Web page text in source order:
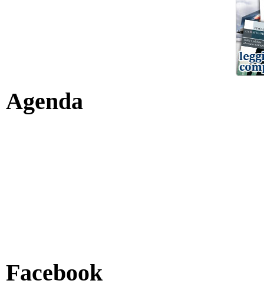
Agenda
Facebook